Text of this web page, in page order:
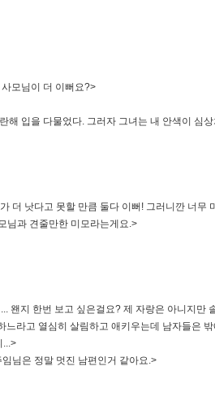
모님이 더 이뻐요?>
입을 다물었다. 그러자 그녀는 내 안색이 심
더 낫다고 못할 만큼 둘다 이뻐! 그러니깐 너무
님과 견줄만한 미모라는게요.>
지 한번 보고 싶은걸요? 제 자랑은 아니지
라고 열심히 살림하고 애키우는데 남자들은
...>
님은 정말 멋진 남편인거 같아요.>